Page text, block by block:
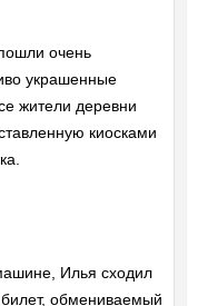
очень
украшенные
жители деревни
киосками
Илья сходил
обмениваемый